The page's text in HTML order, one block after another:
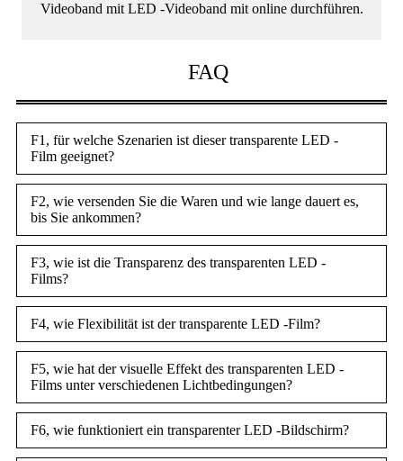
Videoband mit LED -Videoband mit online durchführen.
FAQ
F1, für welche Szenarien ist dieser transparente LED -
Film geeignet?
F2, wie versenden Sie die Waren und wie lange dauert es,
bis Sie ankommen?
F3, wie ist die Transparenz des transparenten LED -
Films?
F4, wie Flexibilität ist der transparente LED -Film?
F5, wie hat der visuelle Effekt des transparenten LED -
Films unter verschiedenen Lichtbedingungen?
F6, wie funktioniert ein transparenter LED -Bildschirm?